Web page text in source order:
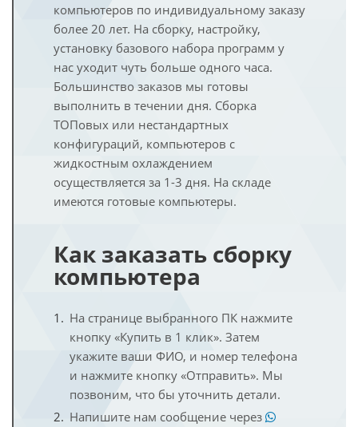
компьютеров по индивидуальному заказу
более 20 лет. На сборку, настройку,
установку базового набора программ у
нас уходит чуть больше одного часа.
Большинство заказов мы готовы
выполнить в течении дня. Сборка
ТОПовых или нестандартных
конфигураций, компьютеров с
жидкостным охлаждением
осуществляется за 1-3 дня. На складе
имеются готовые компьютеры.
Как заказать сборку
компьютера
На странице выбранного ПК нажмите
кнопку «Купить в 1 клик». Затем
укажите ваши ФИО, и номер телефона
и нажмите кнопку «Отправить». Мы
позвоним, что бы уточнить детали.
Напишите нам сообщение через